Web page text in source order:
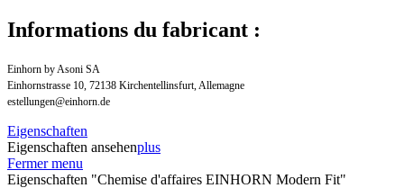
Informations du fabricant :
Einhorn by Asoni SA
Einhornstrasse 10, 72138 Kirchentellinsfurt, Allemagne
estellungen@einhorn.de
Eigenschaften
Eigenschaften ansehenplus
Fermer menu
Eigenschaften "Chemise d'affaires EINHORN Modern Fit"